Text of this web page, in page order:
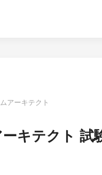
アーキテクト
キテクト 試